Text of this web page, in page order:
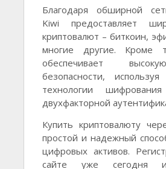
Благодаря обширной
Kiwi предоставляет
криптовалют – биткоин,
многие другие. Кроме
обеспечивает
безопасности,
технологии
двухфакторной
Купить криптовалюту
простой и надежный
цифровых активов.
сайте уже сегодня и